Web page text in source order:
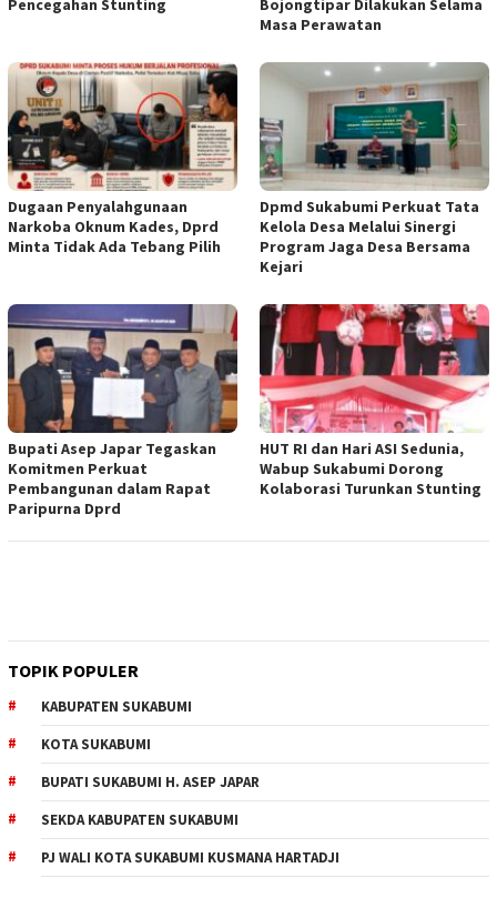
Pencegahan Stunting
Bojongtipar Dilakukan Selama
Masa Perawatan
Dugaan Penyalahgunaan
Narkoba Oknum Kades, Dprd
Minta Tidak Ada Tebang Pilih
Dpmd Sukabumi Perkuat Tata
Kelola Desa Melalui Sinergi
Program Jaga Desa Bersama
Kejari
Bupati Asep Japar Tegaskan
Komitmen Perkuat
Pembangunan dalam Rapat
Paripurna Dprd
HUT RI dan Hari ASI Sedunia,
Wabup Sukabumi Dorong
Kolaborasi Turunkan Stunting
TOPIK POPULER
KABUPATEN SUKABUMI
KOTA SUKABUMI
BUPATI SUKABUMI H. ASEP JAPAR
SEKDA KABUPATEN SUKABUMI
PJ WALI KOTA SUKABUMI KUSMANA HARTADJI